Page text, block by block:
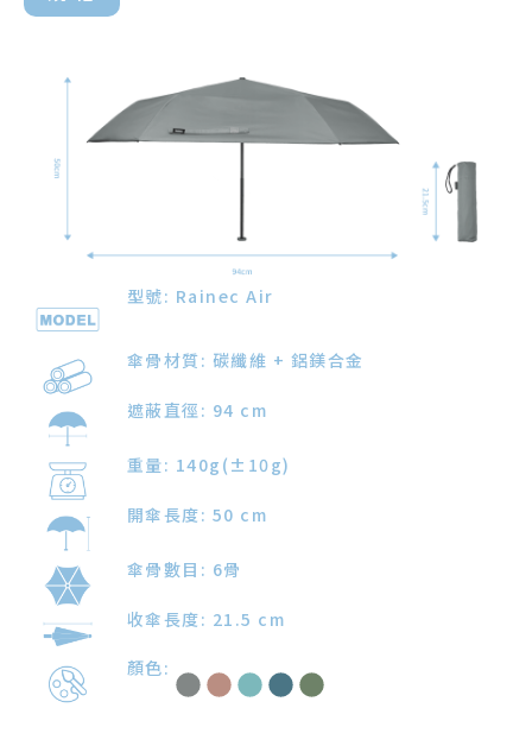
型號: Rainec Air
傘骨材質: 碳纖維 + 鋁鎂合金
遮蔽直徑: 94 cm
重量: 140g(±10g)
開傘長度: 50 cm
傘骨數目: 6骨
收傘長度: 21.5 cm
顏色: